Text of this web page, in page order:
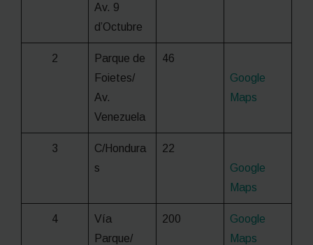
Av. 9
d’Octubre
2
Parque de
Foietes/
Av.
Venezuela
46
Google
Maps
3
C/Hondura
s
22
Google
Maps
4
Vía
Parque/
200
Google
Maps